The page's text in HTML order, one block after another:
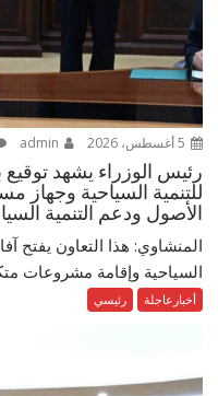
رئيس الوزراء يشهد توقيع
للتنمية السياحية وجهاز
الأصول ودعم التنمية
المنشاوي: هذا التعاون يفتح
السياحية وإقامة مشروعات
أخبارعاجلة رئيسي